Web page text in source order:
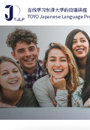
跳转到主要内容在线学习东洋大学的日语讲座
TOYO Japanese Language
在线学习东洋大学的日语讲座
TOYO Japanese Language
Main
东洋大学日语课程